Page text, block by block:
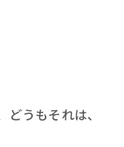
うもそれは、